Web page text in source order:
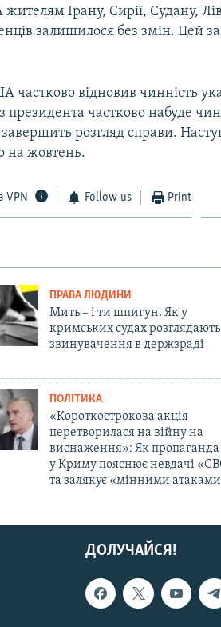
Ірану, Сирії, Судану,
залишилося без змін. Цей
відновив чинність
частково набуде
розгляд справи.
на жовтень.
VPN Follow us Print
ПРАВА ЛЮДИНИ
Мить – і ти шпигун. Як у
кримських судах розглядають
звинувачення в держзраді
ПОЛІТИКА
«Короткострокова акція
перетворилася на війну на
виснаження»: Як
у Криму пояснює невдачі
та залякує «мінними
ДОЛУЧАЙСЯ!